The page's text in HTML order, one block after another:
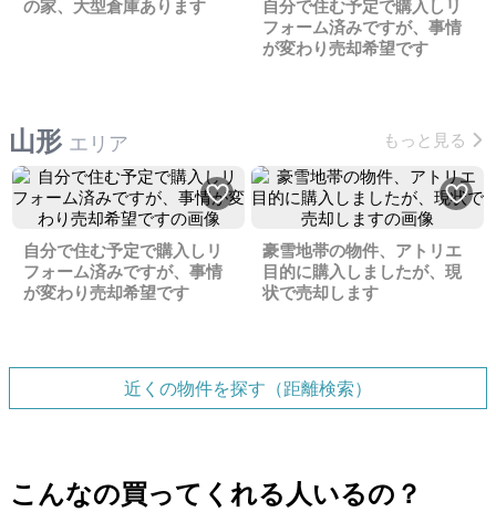
の家、大型倉庫あります
自分で住む予定で購入しリ
フォーム済みですが、事情
が変わり売却希望です
山形 エリア もっと見る
自分で住む予定で購入しリ
フォーム済みですが、事情
が変わり売却希望です
豪雪地帯の物件、アトリエ
目的に購入しましたが、現
状で売却します
近くの物件を探す（距離検索）
こんなの買ってくれる人いるの？